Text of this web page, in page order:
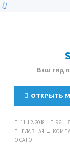
Ваш гид
ОТКРЫТЬ
11.12.2018 96
ГЛАВНАЯ →
ОСАГО